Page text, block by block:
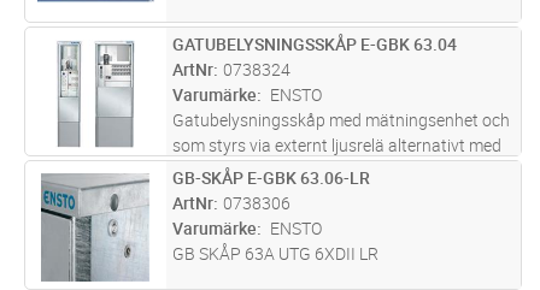
ST Lägg i kundvagn
GATUBELYSNINGSSKÅP E-GBK 63.04
ArtNr 0738324
Varumärke
ENSTO
Gatubelysningsskåp med mätningsenhet och
som styrs via externt ljusrelä alternativt med
extern matning via hjälprelä. Kapslingsklass:
IP34D. Inkommande plint: Al/Cu 2,5-50mm2.
Utgående plint: Cu 1,5
ST Lägg i kundvagn
GB-SKÅP E-GBK 63.06-LR
ArtNr 0738306
Varumärke
ENSTO
GB SKÅP 63A UTG 6XDII LR